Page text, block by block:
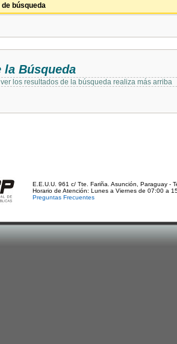
búsqueda
la Búsqueda
los resultados de la búsqueda realiza más arriba
E.E.U.U. 961 c/ Tte. Fariña. Asunción, Paraguay -
Horario de Atención: Lunes a Viernes de 07:00 a
Preguntas Frecuentes